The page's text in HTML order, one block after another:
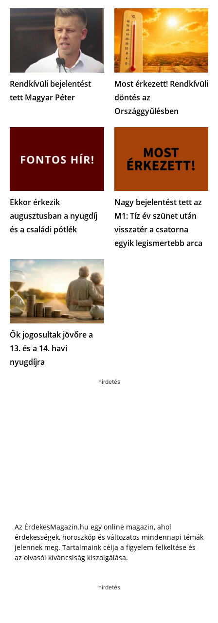
Rendkívüli bejelentést
tett Magyar Péter
Most érkezett! Rendkívüli
döntés az
Országgyűlésben
Ekkor érkezik
augusztusban a nyugdíj
és a családi pótlék
Nagy bejelentést tett az
M1: Tíz év szünet után
visszatér a csatorna
egyik legismertebb arca
Ők jogosultak jövőre a
13. és a 14. havi
nyugdíjra
hirdetés
Az ÉrdekesMagazin.hu egy online magazin, ahol
érdekességek, horoszkóp és változatos mindennapi témák
jelennek meg. Tartalmaink célja a figyelem felkeltése és
az olvasói kíváncsiság kiszolgálása.
hirdetés